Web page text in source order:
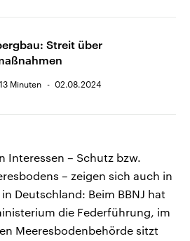
Streit über
Minuten 02.08.2024
Interessen – Schutz bzw.
– zeigen sich auch in
Deutschland: Beim BBNJ hat
die Federführung, im
Meeresbodenbehörde sitzt